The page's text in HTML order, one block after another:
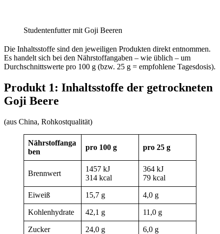
Studentenfutter mit Goji Beeren
Die Inhaltsstoffe sind den jeweiligen Produkten direkt entnommen.
Es handelt sich bei den Nährstoffangaben – wie üblich – um
Durchschnittswerte pro 100 g (bzw. 25 g = empfohlene Tagesdosis).
Produkt 1: Inhaltsstoffe der getrockneten
Goji Beere
(aus China, Rohkostqualität)
Nährstoffanga
ben
pro 100 g pro 25 g
Brennwert
1457 kJ
314 kcal
364 kJ
79 kcal
Eiweiß 15,7 g 4,0 g
Kohlenhydrate 42,1 g 11,0 g
Zucker 24,0 g 6,0 g